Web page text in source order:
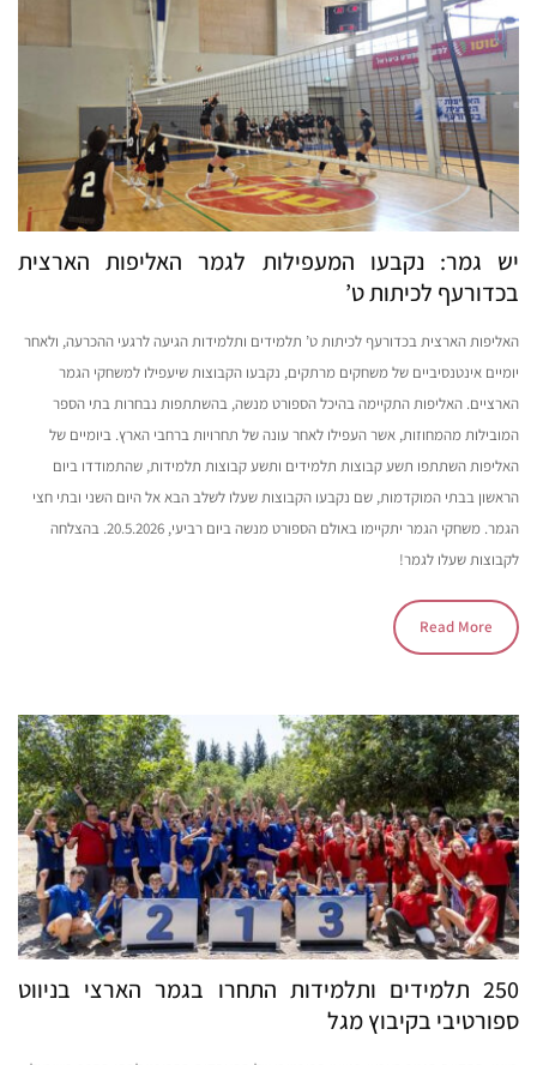
יש גמר: נקבעו המעפילות לגמר האליפות הארצית
בכדורעף לכיתות ט’
האליפות הארצית בכדורעף לכיתות ט’ תלמידים ותלמידות הגיעה לרגעי ההכרעה, ולאחר
יומיים אינטנסיביים של משחקים מרתקים, נקבעו הקבוצות שיעפילו למשחקי הגמר
הארציים. האליפות התקיימה בהיכל הספורט מנשה, בהשתתפות נבחרות בתי הספר
המובילות מהמחוזות, אשר העפילו לאחר עונה של תחרויות ברחבי הארץ. ביומיים של
האליפות השתתפו תשע קבוצות תלמידים ותשע קבוצות תלמידות, שהתמודדו ביום
הראשון בבתי המוקדמות, שם נקבעו הקבוצות שעלו לשלב הבא אל היום השני ובתי חצי
הגמר. משחקי הגמר יתקיימו באולם הספורט מנשה ביום רביעי, 20.5.2026. בהצלחה
לקבוצות שעלו לגמר!
Read More
250 תלמידים ותלמידות התחרו בגמר הארצי בניווט
ספורטיבי בקיבוץ מגל